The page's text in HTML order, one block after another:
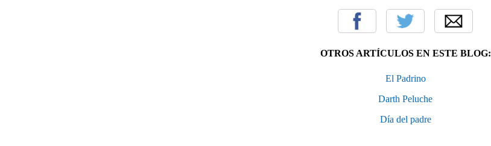
OTROS ARTÍCULOS EN ESTE BLOG:
El Padrino
Darth Peluche
Día del padre